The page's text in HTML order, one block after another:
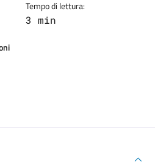
Tempo di lettura:
3 min